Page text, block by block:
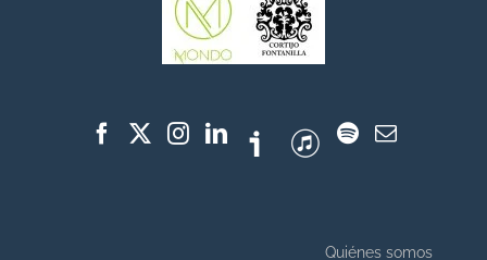
Quiénes somos